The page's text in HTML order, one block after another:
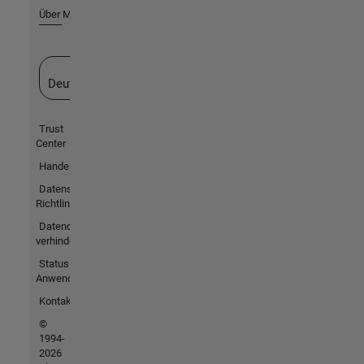
Über MathWorks
Deutschland
Trust
Center
Handelsmarken
Datenschutz-
Richtlinien
Datendiebstahl
verhindern
Status von
Anwendungen
Kontakt
©
1994-
2026